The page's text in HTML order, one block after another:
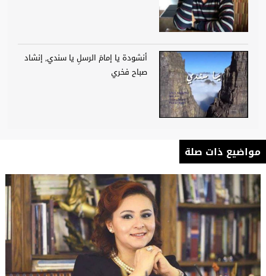
أنشودة يا إمامَ الرسلِ يا سندي, إنشاد
صباح فخري
مواضيع ذات صلة